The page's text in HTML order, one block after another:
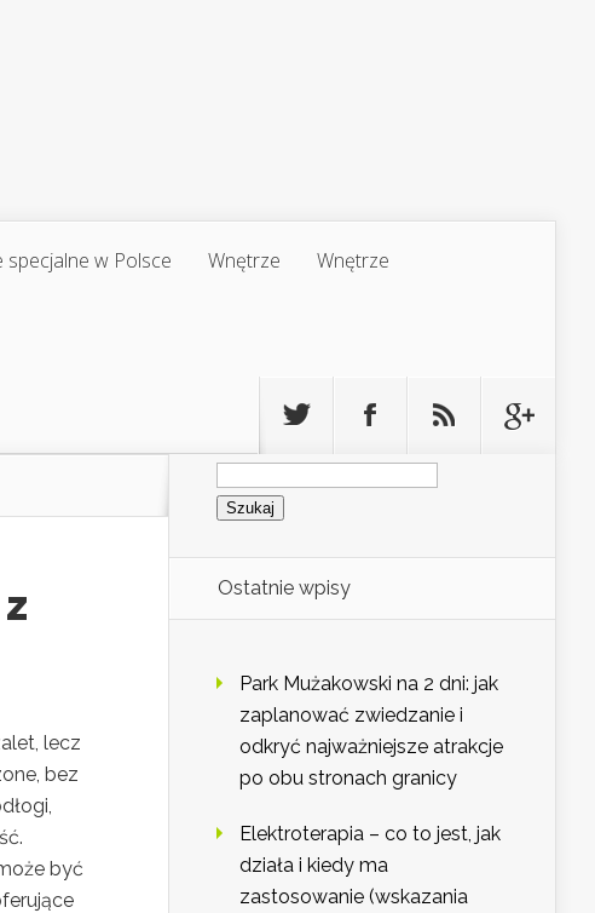
specjalne w Polsce Wnętrze Wnętrze
lecz
bez
być
Szukaj:
Ostatnie wpisy
Park Mużakowski na 2 dni: jak
zaplanować zwiedzanie i
odkryć najważniejsze atrakcje
po obu stronach granicy
Elektroterapia – co to jest, jak
działa i kiedy ma
zastosowanie (wskazania